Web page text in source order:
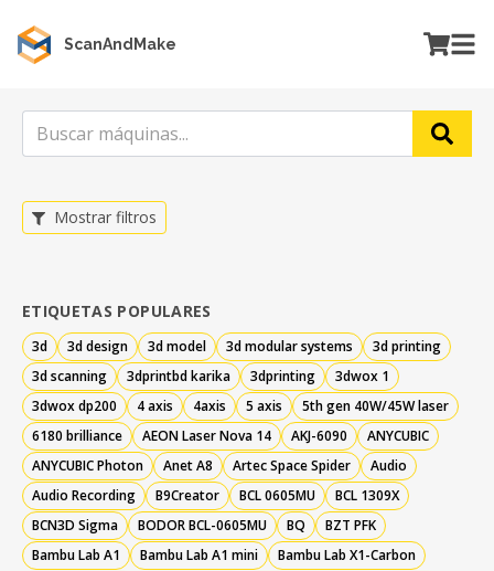
ScanAndMake
Mostrar filtros
ETIQUETAS POPULARES
3d 3d design 3d model 3d modular systems
3d printing
3d scanning
3dprintbd karika 3dprinting
3dwox 1
3dwox dp200
4 axis 4axis 5 axis
5th gen 40W/45W laser
6180 brilliance
AEON Laser Nova 14 AKJ-6090
ANYCUBIC
ANYCUBIC Photon
Anet A8 Artec Space Spider
Audio
Audio Recording
B9Creator BCL 0605MU
BCL 1309X
BCN3D Sigma
BODOR BCL-0605MU BQ
BZT PFK
Bambu Lab A1
Bambu Lab A1 mini
Bambu Lab X1-Carbon